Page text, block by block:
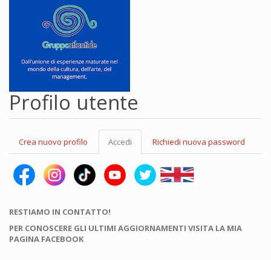
Profilo utente
primarie
Crea nuovo profilo Accedi (scheda
attiva)
Richiedi nuova password
RESTIAMO IN CONTATTO!
PER CONOSCERE GLI ULTIMI AGGIORNAMENTI VISITA LA MIA
PAGINA FACEBOOK